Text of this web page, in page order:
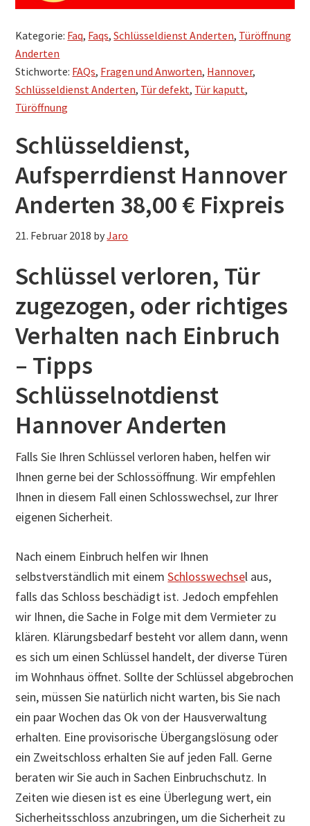
Kategorie: Faq, Faqs,Schlüsseldienst Anderten, Türöffnung
Anderten
Stichworte: FAQs, Fragen und Anworten, Hannover,
Schlüsseldienst Anderten, Tür defekt, Tür kaputt,
Türöffnung
Schlüsseldienst,
Aufsperrdienst Hannover
Anderten 38,00 € Fixpreis
21. Februar 2018 byJaro
Schlüssel verloren, Tür
zugezogen, oder richtiges
Verhalten nach Einbruch
– Tipps
Schlüsselnotdienst
Hannover Anderten
Falls Sie Ihren Schlüssel verloren haben, helfen wir
Ihnen gerne bei der Schlossöffnung. Wir empfehlen
Ihnen in diesem Fall einen Schlosswechsel, zur Ihrer
eigenen Sicherheit.
Nach einem Einbruch helfen wir Ihnen
selbstverständlich mit einemSchlosswechsel aus,
falls das Schloss beschädigt ist. Jedoch empfehlen
wir Ihnen, die Sache in Folge mit dem Vermieter zu
klären. Klärungsbedarf besteht vor allem dann, wenn
es sich um einen Schlüssel handelt, der diverse Türen
im Wohnhaus öffnet. Sollte der Schlüssel abgebrochen
sein, müssen Sie natürlich nicht warten, bis Sie nach
ein paar Wochen das Ok von der Hausverwaltung
erhalten. Eine provisorische Übergangslösung oder
ein Zweitschloss erhalten Sie auf jeden Fall. Gerne
beraten wir Sie auch in Sachen Einbruchschutz. In
Zeiten wie diesen ist es eine Überlegung wert, ein
Sicherheitsschloss anzubringen, um die Sicherheit zu